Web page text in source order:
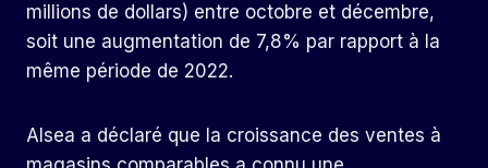
millions de dollars) entre octobre et décembre,
soit une augmentation de 7,8% par rapport à la
même période de 2022.
Alsea a déclaré que la croissance des ventes à